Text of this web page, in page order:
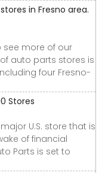
in Fresno area.
see more of our
auto parts stores is
four Fresno-
Stores
U.S. store that is
of financial
Parts is set to